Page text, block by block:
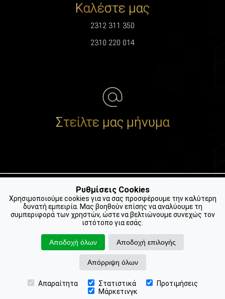
Ρυθμίσεις Cookies
Χρησιμοποιούμε cookies για να σας προσφέρουμε την καλύτερη
δυνατή εμπειρία. Μας βοηθούν επίσης να αναλύουμε τη
συμπεριφορά των χρηστών, ώστε να βελτιώνουμε συνεχώς τον
ιστότοπο για εσάς.
Αποδοχή όλων Αποδοχή επιλογής
Απόρριψη όλων
Απαραίτητα Στατιστικά
Προτιμήσεις
Μάρκετινγκ
📍 Βρείτε μας 📞 Ραντεβού
Καλέστε μας
2312 311 350
2310 220 014
Στείλτε μας μήνυμα
📍 Βρείτε μας στο Google
Copyright © 2026 Πλαστικός Χειρουργός | Dr. Ανδρέας Μουτσούδης
Απαγορεύεται η αναδημοσίευση χωρίς γραπτή άδεια. -Όροι Χρήσης / Προσωπικά Δεδομένα